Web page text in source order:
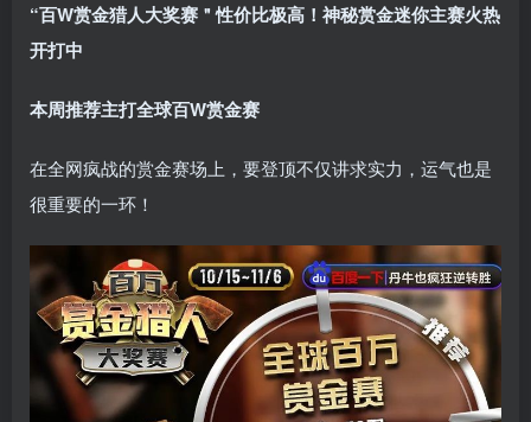
“百W赏金猎人大奖赛＂性价比极高！ 神秘赏金迷你主赛火热
开打中
本周推荐主打全球百W赏金赛
在全网疯战的赏金赛场上，要登顶不仅讲求实力，运气也是
很重要的一环！